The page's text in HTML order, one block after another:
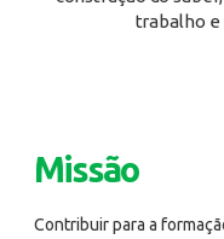
trabalho e
Missão
Contribuir para a